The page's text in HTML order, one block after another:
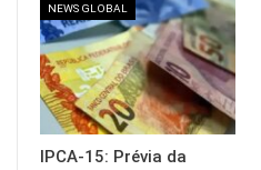
NEWS GLOBAL
IPCA-15: Prévia da